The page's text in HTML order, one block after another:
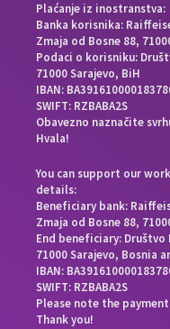
Plaćanje iz inostranstva:
Banka korisnika:
Zmaja od Bosne 88,
Podaci o korisniku:
71000 Sarajevo, BiH
IBAN:
SWIFT: RZBABA2S
Obavezno naznačite
Hvala!
You can support our
details:
Beneficiary bank:
Zmaja od Bosne 88,
End beneficiary: Društvo
71000 Sarajevo, Bosnia
IBAN:
SWIFT: RZBABA2S
Please note the
Thank you!